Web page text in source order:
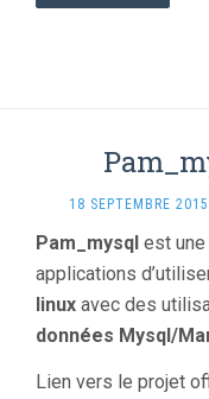
18 SEPTEMBRE 2015
Pam_mysql est une
applications
linux avec des
données Mysql/
Lien vers le projet